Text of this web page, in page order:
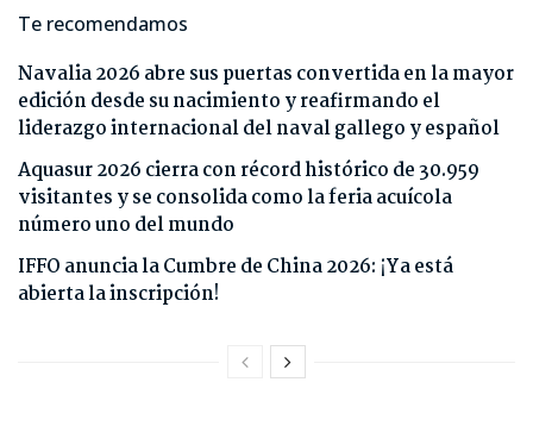
Te recomendamos
Navalia 2026 abre sus puertas convertida en la mayor
edición desde su nacimiento y reafirmando el
liderazgo internacional del naval gallego y español
Aquasur 2026 cierra con récord histórico de 30.959
visitantes y se consolida como la feria acuícola
número uno del mundo
IFFO anuncia la Cumbre de China 2026: ¡Ya está
abierta la inscripción!